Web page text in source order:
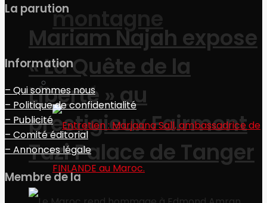
Mariam Najah expose
« La Quête de la
Liberté » au
prestigieux Fairmont
Tazi Palace de Tanger
montagne
Economie
La parution
Information
– Qui sommes nous
– Politique de confidentialité
– Publicité
– Comité éditorial
– Annonces légale
Membre de la